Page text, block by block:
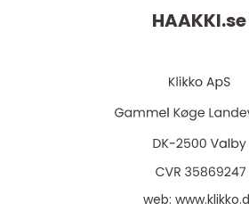
HAAKKI.se
web: